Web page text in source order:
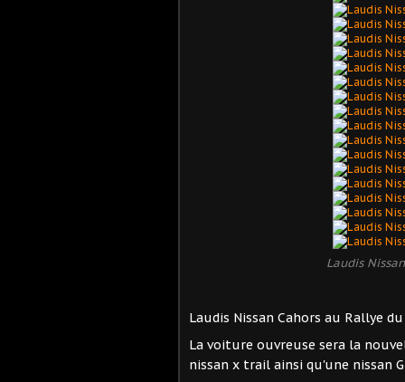
Laudis
Laudis Nissan Cahors au Rallye
La voiture ouvreuse sera la
nissan x trail ainsi qu'une nissan